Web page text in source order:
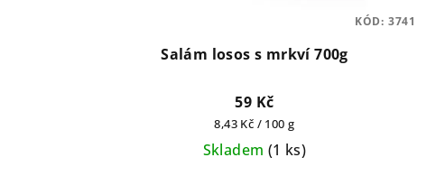
Salám losos s mrkví 700g
59 Kč
Měrná
cena:
8,43 Kč / 100 g
Skladem (1 ks)
KÓD: 3741